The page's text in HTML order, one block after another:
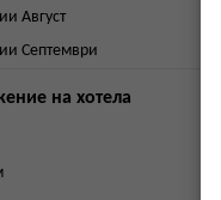
Август
Септември
на хотела